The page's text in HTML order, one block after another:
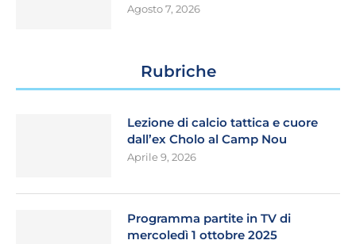
Agosto 7, 2026
Rubriche
Lezione di calcio tattica e cuore
dall’ex Cholo al Camp Nou
Aprile 9, 2026
Programma partite in TV di
mercoledì 1 ottobre 2025